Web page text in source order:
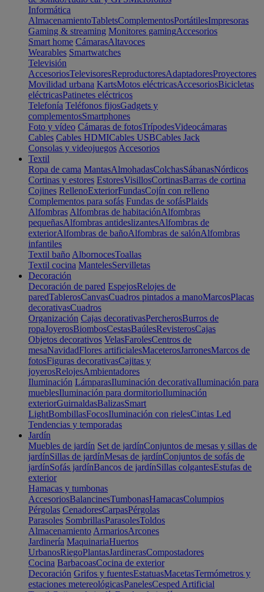
Informática
AlmacenamientoTabletsComplementosPortátilesImpresoras
Gaming & streaming Monitores gamingAccesorios
Smart home CámarasAltavoces
Wearables Smartwatches
Televisión
AccesoriosTelevisoresReproductoresAdaptadoresProyectores
Movilidad urbana KartsMotos eléctricasAccesoriosBicicletas
eléctricasPatinetes eléctricos
Telefonía Teléfonos fijosGadgets y
complementosSmartphones
Foto y vídeo Cámaras de fotosTrípodesVideocámaras
Cables Cables HDMICables USBCables Jack
Consolas y videojuegos Accesorios
Textil
Ropa de cama MantasAlmohadasColchasSábanasNórdicos
Cortinas y estores EstoresVisillosCortinasBarras de cortina
Cojines RellenoExteriorFundasCojín con relleno
Complementos para sofás Fundas de sofásPlaids
Alfombras Alfombras de habitaciónAlfombras
pequeñasAlfombras antideslizantesAlfombras de
exteriorAlfombras de bañoAlfombras de salónAlfombras
infantiles
Textil baño AlbornocesToallas
Textil cocina MantelesServilletas
Decoración
Decoración de pared EspejosRelojes de
paredTablerosCanvasCuadros pintados a manoMarcosPlacas
decorativasCuadros
Organización Cajas decorativasPercherosBurros de
ropaJoyerosBiombosCestasBaúlesRevisterosCajas
Objetos decorativos VelasFarolesCentros de
mesaNavidadFlores artificialesMaceterosJarronesMarcos de
fotosFiguras decorativasCajitas y
joyerosRelojesAmbientadores
Iluminación LámparasIluminación decorativaIluminación para
mueblesIluminación para dormitorioIluminación
exteriorGuirnaldasBalizasSmart
LightBombillasFocosIluminación con rielesCintas Led
Tendencias y temporadas
Jardín
Muebles de jardín Set de jardínConjuntos de mesas y sillas de
jardínSillas de jardínMesas de jardínConjuntos de sofás de
jardínSofás jardínBancos de jardínSillas colgantesEstufas de
exterior
Hamacas y tumbonas
AccesoriosBalancinesTumbonasHamacasColumpios
Pérgolas CenadoresCarpasPérgolas
Parasoles SombrillasParasolesToldos
Almacenamiento ArmariosArcones
Jardinería MaquinariaHuertos
UrbanosRiegoPlantasJardinerasCompostadores
Cocina BarbacoasCocina de exterior
Decoración Grifos y fuentesEstatuasMacetasTermómetros y
estaciones metereológicasPanelesCesped Artificial